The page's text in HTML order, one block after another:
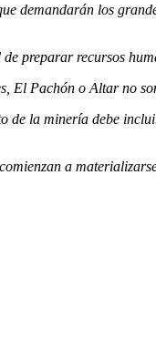
demandarán los
preparar recursos
El Pachón o Altar no
de la minería debe
a